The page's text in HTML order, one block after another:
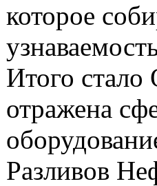
которое
Итого
отражена
Разливов